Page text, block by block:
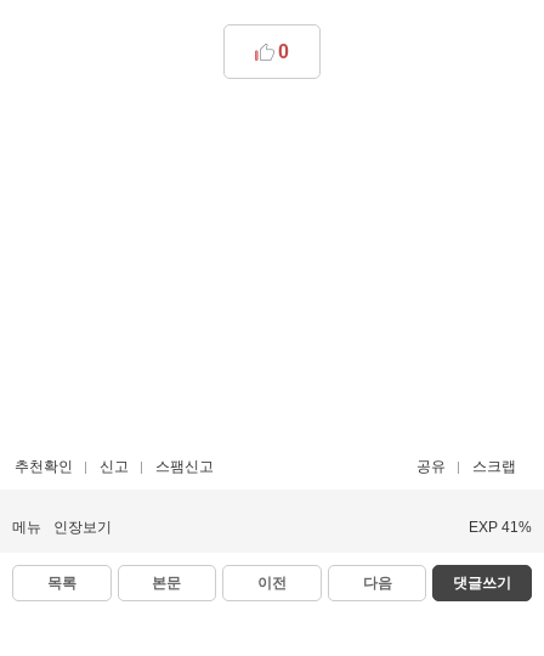
0
추천확인 신고 스팸신고 공유 스크랩
메뉴 인장보기 EXP 41%
목록 본문 이전 다음 댓글쓰기